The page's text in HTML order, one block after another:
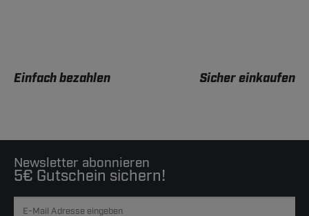
Einfach bezahlen Sicher einkaufen
Newsletter abonnieren
5€ Gutschein sichern!